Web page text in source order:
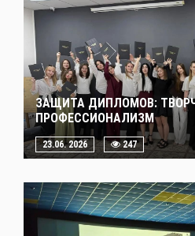
ЗАЩИТА ДИПЛОМОВ:
ПРОФЕССИОНАЛИЗМ
23.06. 2026 247